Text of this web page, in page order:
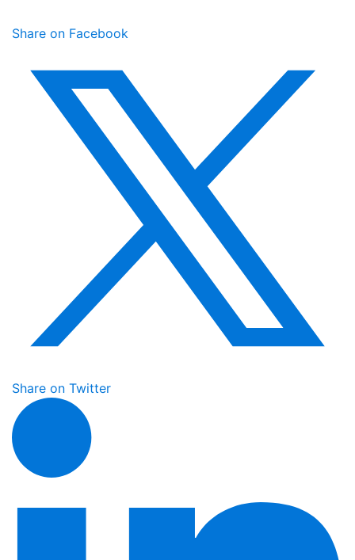
Share on Facebook
Share on Twitter